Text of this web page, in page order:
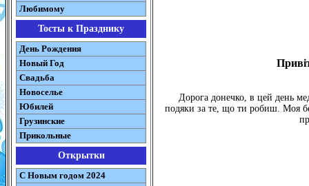
Любимому
Тосты к Празднику
День Рождения
Новый Год
Свадьба
Новоселье
Юбилей
Грузинские
Прикольные
Открытки
С Новым годом 2024
Дорога донечко, в цей день
подяки за те, що ти робиш. Моя